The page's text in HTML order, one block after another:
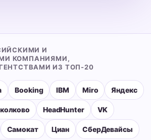
И
КОМПАНИЯМИ,
ИЗ ТОП-20
Booking IBM Miro Яндекс
HeadHunter VK
Самокат Циан СберДевайсы